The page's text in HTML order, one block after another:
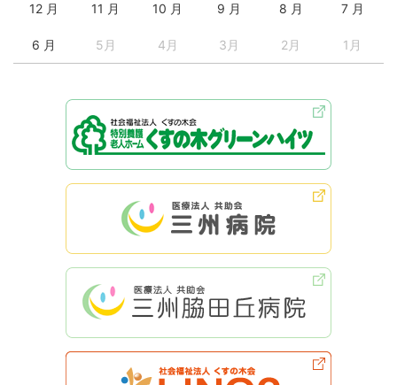
12 月 11 月 10 月 9 月 8 月 7 月
6 月 5月 4月 3月 2月 1月